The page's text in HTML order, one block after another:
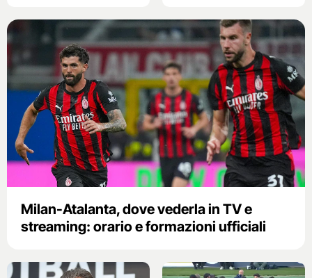
Milan-Atalanta, dove vederla in TV e
streaming: orario e formazioni ufficiali